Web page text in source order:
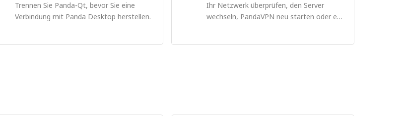
Trennen Sie Panda-Qt, bevor Sie eine
Verbindung mit Panda Desktop herstellen.
Ihr Netzwerk überprüfen, den Server
wechseln, PandaVPN neu starten oder ein